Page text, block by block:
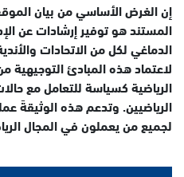
إن الغرض الأساسي من بيان
المستند هو توفير إرشادات عن
الدماغي لكل من الاتحادات
لاعتماد هذه المبادئ التوجيهية
الرياضية كسياسة للتعامل مع
الرياضيين. وتدعم هذه الوثيقةَ
لجميع من يعملون في المجال